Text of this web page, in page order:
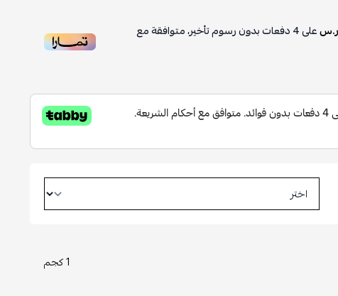
على4دفعات بدون رسوم تأخير، متوافقة مع
1 كجم